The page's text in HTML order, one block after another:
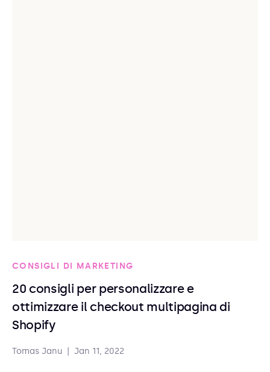
CONSIGLI DI MARKETING
20 consigli per personalizzare e
ottimizzare il checkout multipagina di
Shopify
Tomas Janu Jan 11, 2022